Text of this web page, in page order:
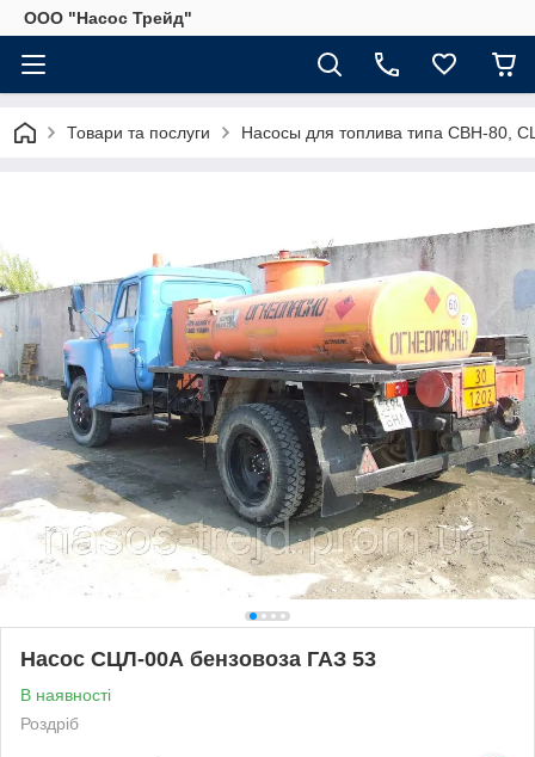
ООО "Насос Трейд"
Товари та послуги Насосы для топлива типа СВН-80,
Насос СЦЛ-00А бензовоза ГАЗ 53
В наявності
Роздріб